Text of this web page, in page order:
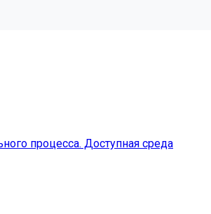
процесса. Доступная среда